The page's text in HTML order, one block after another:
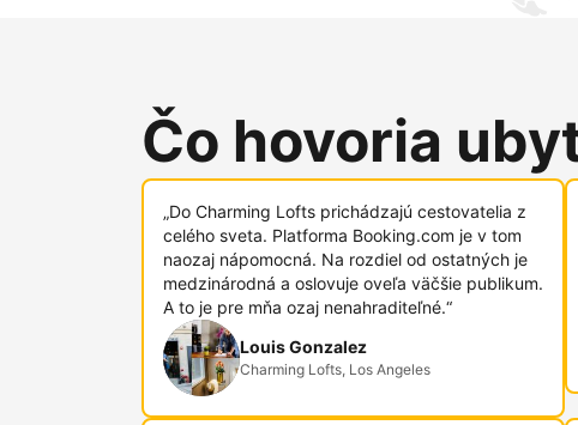
Čo hovoria
„Do Charming Lofts prichádzajú cestovatelia z
celého sveta. Platforma Booking.com je v tom
naozaj nápomocná. Na rozdiel od ostatných je
medzinárodná a oslovuje oveľa väčšie publikum.
A to je pre mňa ozaj nenahraditeľné.“
Louis Gonzalez
Charming Lofts, Los Angeles